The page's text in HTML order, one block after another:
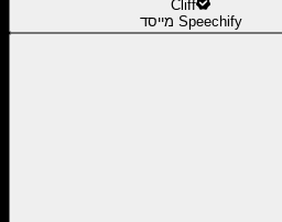
Cliff
מייסד Speechify